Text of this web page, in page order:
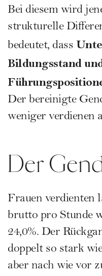
Bei diesem wird
strukturelle
bedeutet, dass
Bildungsstand
Der bereinigte
weniger verdienen
Der
Frauen verdienten
brutto pro Stunde
24,0%. Der
doppelt so stark
aber nach wie vor